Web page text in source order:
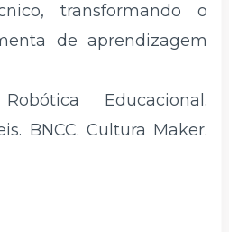
transformando o
de aprendizagem
Robótica Educacional.
BNCC. Cultura Maker.